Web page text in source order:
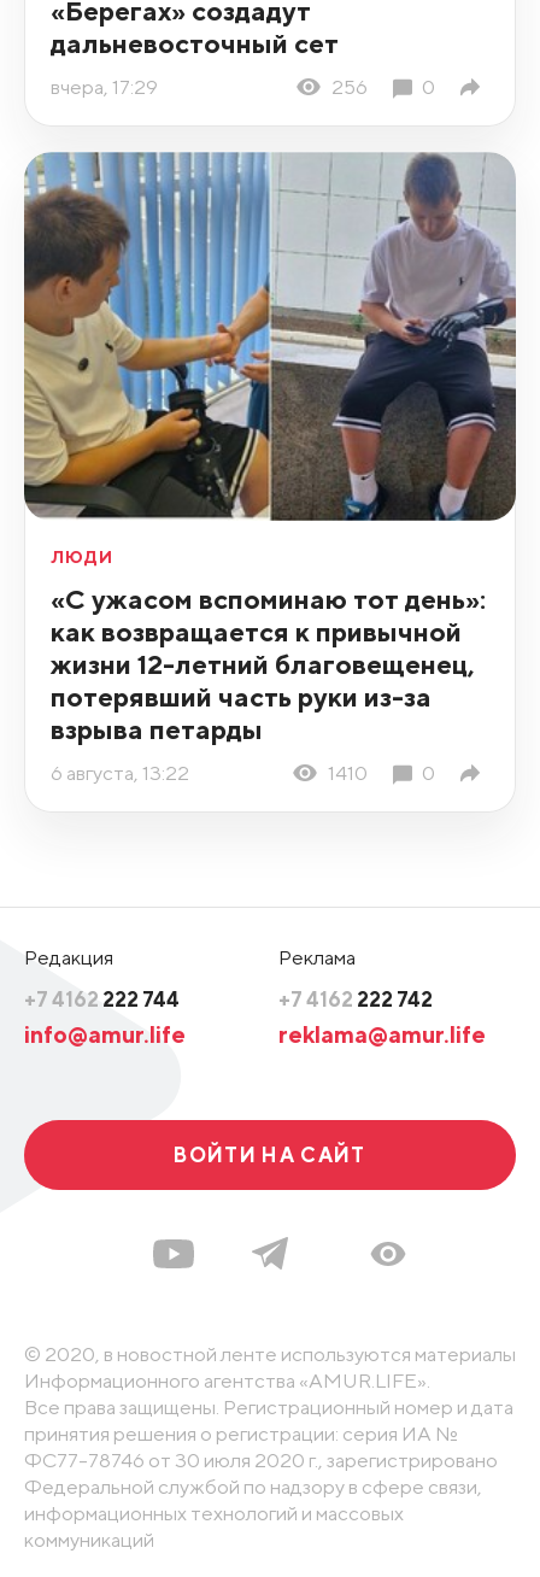
«Берегах» создадут
дальневосточный сет
вчера, 17:29 256 0
ЛЮДИ
«С ужасом вспоминаю тот день»:
как возвращается к привычной
жизни 12-летний благовещенец,
потерявший часть руки из-за
взрыва петарды
6 августа, 13:22 1410 0
Редакция
+7 4162 222 744
info@amur.life
Реклама
+7 4162 222 742
reklama@amur.life
ВОЙТИ НА САЙТ
© 2020, в новостной ленте используются материалы
Информационного агентства «AMUR.LIFE».
Все права защищены. Регистрационный номер и дата
принятия решения о регистрации: серия ИА №
ФС77-78746 от 30 июля 2020 г., зарегистрировано
Федеральной службой по надзору в сфере связи,
информационных технологий и массовых
коммуникаций